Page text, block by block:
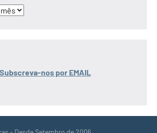
Subscreva-nos por EMAIL